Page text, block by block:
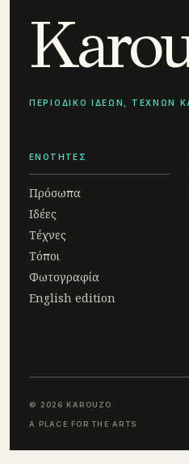
ΠΕΡΙΟΔΙΚΟ ΙΔΕΩΝ, ΤΕΧΝΩΝ
ΕΝΟΤΗΤΕΣ
Πρόσωπα
Ιδέες
Τέχνες
Τόποι
Φωτογραφία
English edition
© 2026 KAROUZO
A PLACE FOR THE ARTS